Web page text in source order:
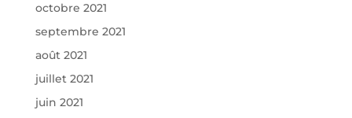
octobre 2021
septembre 2021
août 2021
juillet 2021
juin 2021